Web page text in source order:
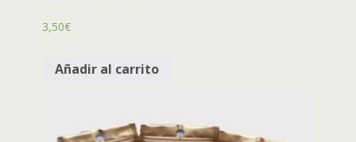
3,50€
Añadir al carrito